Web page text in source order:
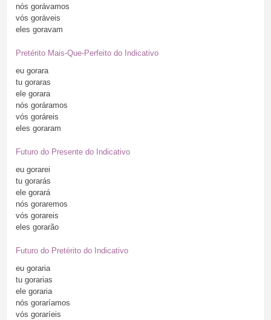
nós gorávamos
vós goráveis
eles goravam
Pretérito Mais-Que-Perfeito do Indicativo
eu gorara
tu goraras
ele gorara
nós goráramos
vós goráreis
eles goraram
Futuro do Presente do Indicativo
eu gorarei
tu gorarás
ele gorará
nós goraremos
vós gorareis
eles gorarão
Futuro do Pretérito do Indicativo
eu goraria
tu gorarias
ele goraria
nós goraríamos
vós goraríeis